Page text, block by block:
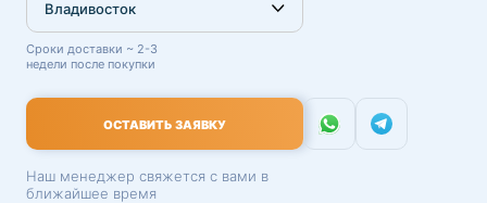
Сроки доставки ~ 2-3
недели после покупки
ОСТАВИТЬ ЗАЯВКУ
Наш менеджер свяжется с вами в
ближайшее время